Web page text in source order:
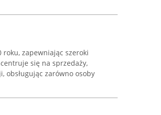
roku, zapewniając szeroki
się na sprzedaży,
obsługując zarówno osoby